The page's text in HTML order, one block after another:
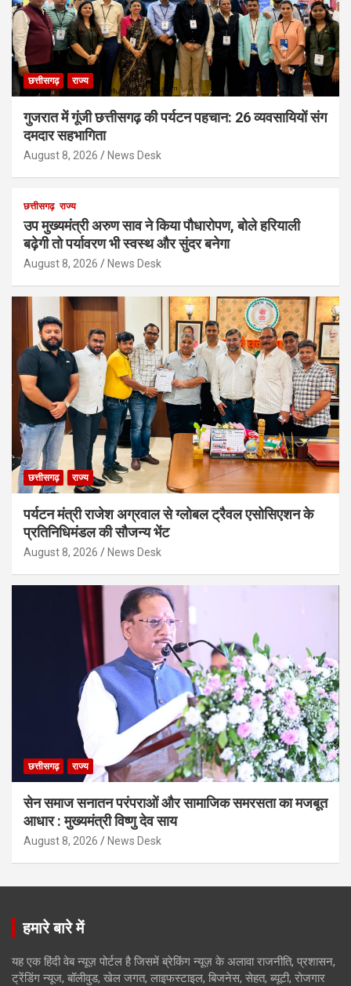
छत्तीसगढ़ राज्य
गुजरात में गूंजी छत्तीसगढ़ की पर्यटन पहचान: 26 व्यवसायियों संग
दमदार सहभागिता
August 8, 2026 News Desk
छत्तीसगढ़ राज्य
उप मुख्यमंत्री अरुण साव ने किया पौधारोपण, बोले हरियाली
बढ़ेगी तो पर्यावरण भी स्वस्थ और सुंदर बनेगा
August 8, 2026 News Desk
छत्तीसगढ़ राज्य
पर्यटन मंत्री राजेश अग्रवाल से ग्लोबल ट्रैवल एसोसिएशन के
प्रतिनिधिमंडल की सौजन्य भेंट
August 8, 2026 News Desk
छत्तीसगढ़ राज्य
सेन समाज सनातन परंपराओं और सामाजिक समरसता का मजबूत
आधार : मुख्यमंत्री विष्णु देव साय
August 8, 2026 News Desk
हमारे बारे में
यह एक हिंदी वेब न्यूज़ पोर्टल है जिसमें ब्रेकिंग न्यूज़ के अलावा राजनीति, प्रशासन,
ट्रेंडिंग न्यूज, बॉलीवुड, खेल जगत, लाइफस्टाइल, बिजनेस, सेहत, ब्यूटी, रोजगार